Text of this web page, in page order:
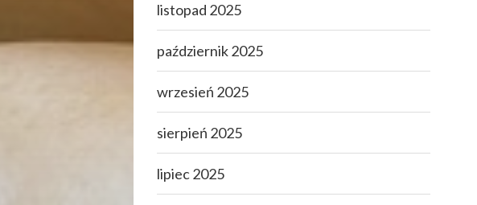
listopad 2025
październik 2025
wrzesień 2025
sierpień 2025
lipiec 2025